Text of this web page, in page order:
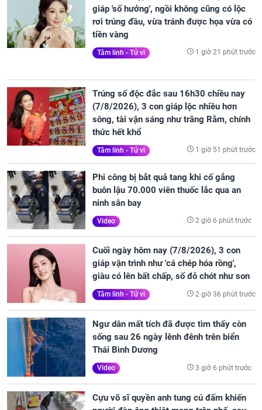
giáp 'số hưởng', ngồi không cũng có lộc
rơi trúng đầu, vừa tránh được họa vừa có
tiền vàng
Tâm linh - Tử vi 1 giờ 21 phút trước
Trúng số độc đắc sau 16h30 chiều nay
(7/8/2026), 3 con giáp lộc nhiều hơn
sông, tài vận sáng như trăng Rằm, chính
thức hết khổ
Tâm linh - Tử vi 1 giờ 51 phút trước
Phi công bị bắt quả tang khi cố gắng
buôn lậu 70.000 viên thuốc lắc qua an
ninh sân bay
Video 2 giờ 6 phút trước
Cuối ngày hôm nay (7/8/2026), 3 con
giáp vận trình như 'cá chép hóa rồng',
giàu có lên bất chấp, số đỏ chót như son
Tâm linh - Tử vi 2 giờ 36 phút trước
Ngư dân mất tích đã được tìm thấy còn
sống sau 26 ngày lênh đênh trên biển
Thái Bình Dương
Video 3 giờ 6 phút trước
Cựu võ sĩ quyền anh tung cú đấm khiến